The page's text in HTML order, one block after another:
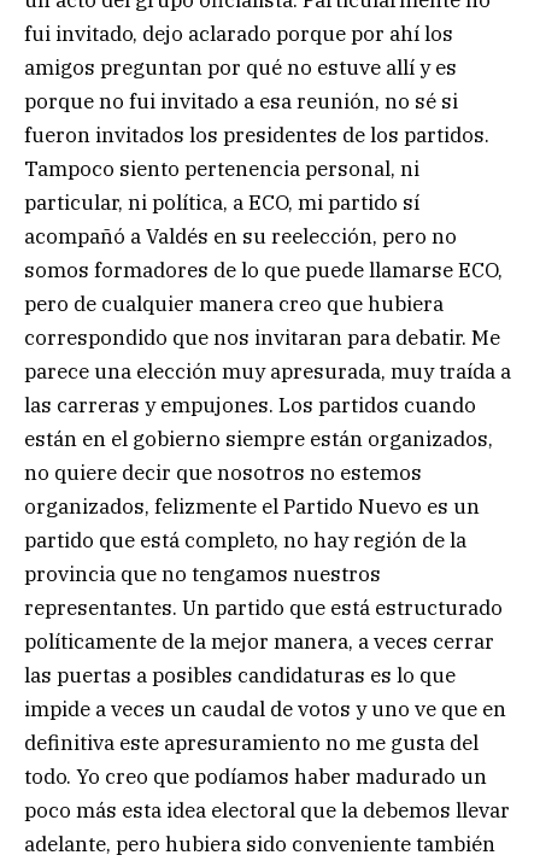
fui invitado, dejo aclarado porque por ahí los
amigos preguntan por qué no estuve allí y es
porque no fui invitado a esa reunión, no sé si
fueron invitados los presidentes de los partidos.
Tampoco siento pertenencia personal, ni
particular, ni política, a ECO, mi partido sí
acompañó a Valdés en su reelección, pero no
somos formadores de lo que puede llamarse ECO,
pero de cualquier manera creo que hubiera
correspondido que nos invitaran para debatir. Me
parece una elección muy apresurada, muy traída a
las carreras y empujones. Los partidos cuando
están en el gobierno siempre están organizados,
no quiere decir que nosotros no estemos
organizados, felizmente el Partido Nuevo es un
partido que está completo, no hay región de la
provincia que no tengamos nuestros
representantes. Un partido que está estructurado
políticamente de la mejor manera, a veces cerrar
las puertas a posibles candidaturas es lo que
impide a veces un caudal de votos y uno ve que en
definitiva este apresuramiento no me gusta del
todo. Yo creo que podíamos haber madurado un
poco más esta idea electoral que la debemos llevar
adelante, pero hubiera sido conveniente también